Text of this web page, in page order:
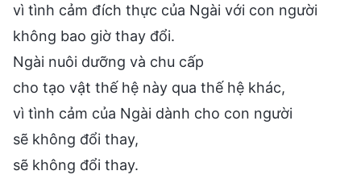
vì tình cảm đích thực của Ngài với con người
không bao giờ thay đổi.
Ngài nuôi dưỡng và chu cấp
cho tạo vật thế hệ này qua thế hệ khác,
vì tình cảm của Ngài dành cho con người
sẽ không đổi thay,
sẽ không đổi thay.